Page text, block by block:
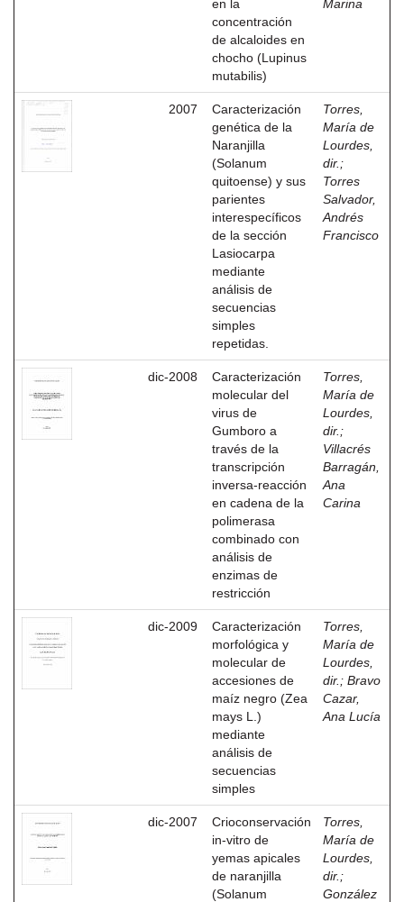
en la
concentración
de alcaloides en
chocho (Lupinus
mutabilis)
Marina
2007
Caracterización
genética de la
Naranjilla
(Solanum
quitoense) y sus
parientes
interespecíficos
de la sección
Lasiocarpa
mediante
análisis de
secuencias
simples
repetidas.
Torres,
María de
Lourdes,
dir. ;
Torres
Salvador,
Andrés
Francisco
dic-2008
Caracterización
molecular del
virus de
Gumboro a
través de la
transcripción
inversa-reacción
en cadena de la
polimerasa
combinado con
análisis de
enzimas de
restricción
Torres,
María de
Lourdes,
dir. ;
Villacrés
Barragán,
Ana
Carina
dic-2009
Caracterización
morfológica y
molecular de
accesiones de
maíz negro (Zea
mays L.)
mediante
análisis de
secuencias
simples
Torres,
María de
Lourdes,
dir. ; Bravo
Cazar,
Ana Lucía
dic-2007
Crioconservación
in-vitro de
yemas apicales
de naranjilla
(Solanum
Torres,
María de
Lourdes,
dir. ;
González